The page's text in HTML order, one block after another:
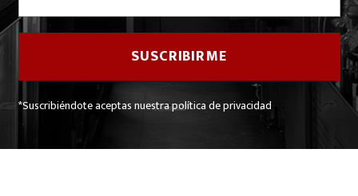
*Suscribiéndote aceptas nuestra política de privacidad